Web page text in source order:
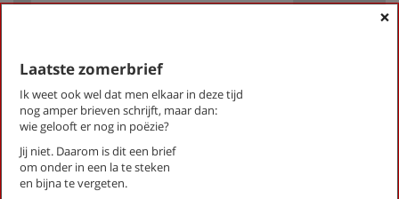
-- Alle thema's --
Vet, Twan
Honden
Laatste zomerbrief
Ochtendkrant
«First‹Previous
1 ›Next»Last
×
Laatste zomerbrief
Ik weet ook wel dat men elkaar in deze tijd
nog amper brieven schrijft, maar dan:
wie gelooft er nog in poëzie?
Jij niet. Daarom is dit een brief
om onder in een la te steken
en bijna te vergeten.